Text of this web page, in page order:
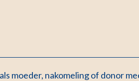
moeder, nakomeling of donor